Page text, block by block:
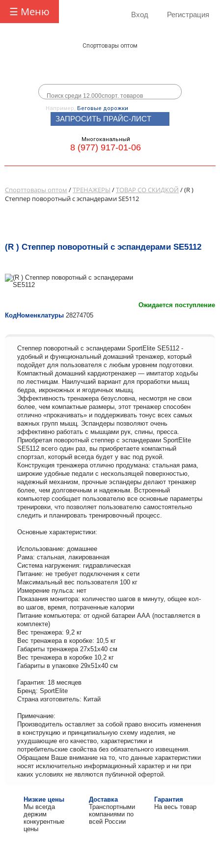
☰ Меню Вход Регистрация
Спорттовары оптом
Например, Беговые дорожки
ЗАПРОСИТЬ ПРАЙС-ЛИСТ
Многоканальный
8 (977) 917-01-06
Спорттовары оптом /ТРЕНАЖЕРЫ /ТОВАР СО СКИДКОЙ / (R )
Степпер поворотный с эспандерами SE5112
(R ) Степпер поворотный с эспандерами SE5112
Ожидается поступление
КодНоменклатуры 28274705
Степпер поворотный с эспандерами SportElitе SE5112 -
удобный и функциональный домашний тренажер, который
подойдет для пользователя с любым уровнем подготовки.
Компактный домашний кардиотренажер — имитатор ходьбы
по лестницам. Наилучший вариант для проработки мышц
бедра, икроножных и ягодичных мышц.
Эффективность тренажера безусловна, несмотря не свои
более, чем компактные размеры, этот тренажер способен
отлично «прокачивать» и поддерживать тонус всех самых
важных групп мышц. Эспандеры позволяют очень
эффективно работать с мышцами рук, спины, пресса.
Приобретая поворотный степпер с эспандерами SportElitе
SE5112 всего один раз, вы приобретаете компактный
спортзал, который всегда будет у вас под рукой.
Конструкция тренажера отлично продумана: стальная рама,
широкие удобные педали с нескользящей поверхностью,
надежный механизм, прочные эспандеры делают тренажер
более, чем долговечным и надежным. Встроенный
компьютер сообщает пользователю все основные параметры
тренировки, что позволяет пользователю самостоятельно
следить и планировать тренировочный процесс.
Основные характеристики:
Использование: домашнее
Рама: стальная, лакированная
Система нагружения: гидравлическая
Питание: не требует подключения к сети
Максимальный вес пользователя 100 кг
Измерение пульса: нет
Показания монитора: количество шагов в минуту, общее кол-
во шагов, время, потраченные калории
Питание компьютера: от одной батареи ААА (поставляется в
комплекте)
Вес тренажера: 9,2 кг
Вес тренажера в коробке: 10,5 кг
Габариты тренажера 27x51x40 см
Вес тренажера в коробке 10,2 кг
Габариты в упаковке 29х51х40 см
Гарантия: 18 месяцев
Бренд: SportElite
Страна изготовитель: Китай
Примечание:
Производитель оставляет за собой право вносить изменения
в конструкцию и принципиальную схему изделия, не
ухудшающие его качество, характеристики и
потребительские свойства без обязательного извещения.
Обращаем Ваше внимание на то, что данные характеристики
носят исключительно информационный характер и ни при
каких условиях не являются публичной офертой.
Низкие цены
Мы всегда
держим
конкурентные
цены
Доставка
Транспортными
компаниями по
всей России
Гарантия
На весь товар